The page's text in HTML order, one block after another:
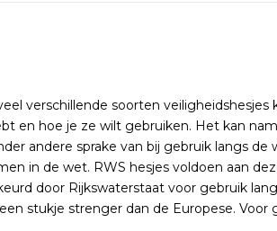
verschillende soorten
en hoe je ze wilt gebruiken. Het kan
andere sprake van bij gebruik langs
in de wet. RWS hesjes voldoen aan
door Rijkswaterstaat voor gebruik
stukje strenger dan de Europese.